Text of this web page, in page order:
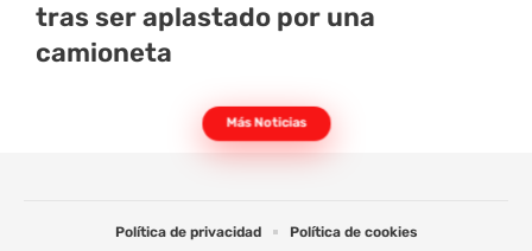
tras ser aplastado por una
camioneta
Más Noticias
Política de privacidad
Política de cookies